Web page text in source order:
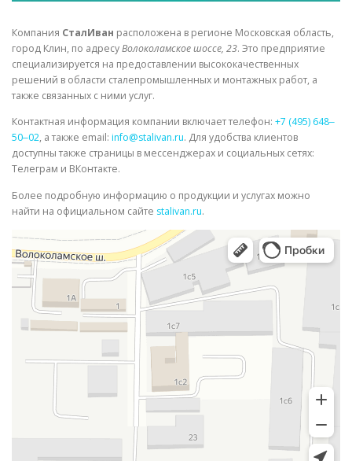
Компания СталИван расположена в регионе Московская область,
город Клин, по адресуВолоколамское шоссе, 23. Это предприятие
специализируется на предоставлении высококачественных
решений в области сталепромышленных и монтажных работ, а
также связанных с ними услуг.
Контактная информация компании включает телефон: +7 (495) 648‒
50‒02, а также email: info@stalivan.ru. Для удобства клиентов
доступны также страницы в мессенджерах и социальных сетях:
Телеграм и ВКонтакте.
Более подробную информацию о продукции и услугах можно
найти на официальном сайте stalivan.ru.